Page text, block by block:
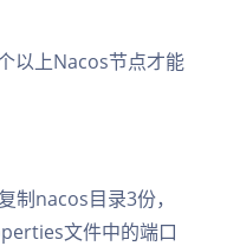
以上Nacos节点才能
制nacos目录3份，
文件中的端口